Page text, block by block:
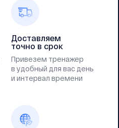
Доставляем
точно в срок
Привезем тренажер
в удобный для вас день
и интервал времени